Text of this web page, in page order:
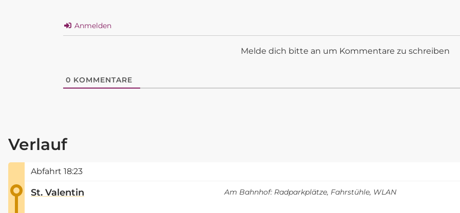
Anmelden
Melde dich bitte an um Kommentare zu schreiben
0 KOMMENTARE
Verlauf
Abfahrt 18:23
St. Valentin
Am Bahnhof: Radparkplätze, Fahrstühle, WLAN